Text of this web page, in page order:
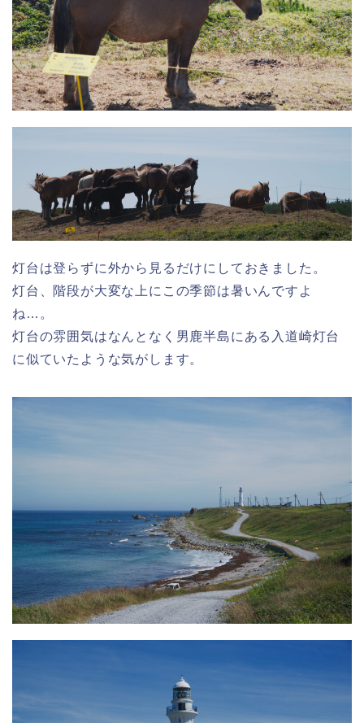
灯台は登らずに外から見るだけにしておきました。
灯台、階段が大変な上にこの季節は暑いんですよ
ね…。
灯台の雰囲気はなんとなく男鹿半島にある入道崎灯台
に似ていたような気がします。